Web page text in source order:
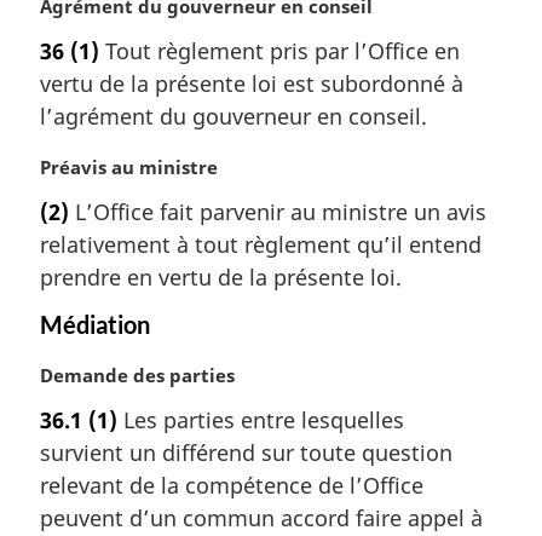
n
a
e
:
N
t
e
m
r
i
n
a
e
Agrément du gouverneur en conseil
36 (1) Tout règlement pris par l’Office en
vertu de la présente loi est subordonné à
l’agrément du gouverneur en conseil.
N
t
e
m
r
i
n
a
l
e
:
Préavis au ministre
(2) L’Office fait parvenir au ministre un avis
relativement à tout règlement qu’il entend
prendre en vertu de la présente loi.
Médiation
N
t
e
m
a
Demande des parties
36.1 (1) Les parties entre lesquelles
survient un différend sur toute question
relevant de la compétence de l’Office
peuvent d’un commun accord faire appel à